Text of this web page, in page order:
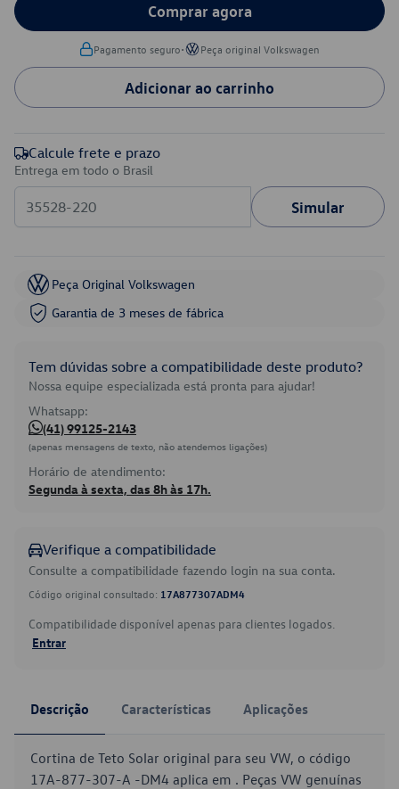
Comprar agora
Pagamento seguro• Peça original Volkswagen
Adicionar ao carrinho
Calcule frete e prazo
Entrega em todo o Brasil
Simular
Peça Original Volkswagen
Garantia de 3 meses de fábrica
Tem dúvidas sobre a compatibilidade deste produto?
Nossa equipe especializada está pronta para ajudar!
Whatsapp:
(41) 99125-2143
(apenas mensagens de texto, não atendemos ligações)
Horário de atendimento:
Segunda à sexta, das 8h às 17h.
Verifique a compatibilidade
Consulte a compatibilidade fazendo login na sua conta.
Código original consultado: 17A877307ADM4
Compatibilidade disponível apenas para clientes logados.
Entrar
Descrição Características Aplicações
Cortina de Teto Solar original para seu VW, o código
17A-877-307-A -DM4 aplica em . Peças VW genuínas